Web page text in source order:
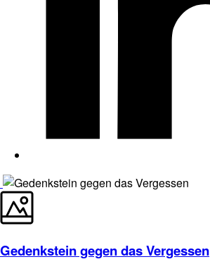
Gedenkstein gegen das Vergessen